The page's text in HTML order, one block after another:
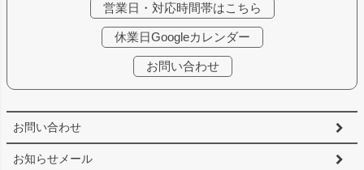
お問い合わせ
お知らせメール
営業日・対応時間帯はこちら
休業日Googleカレンダー
お問い合わせ